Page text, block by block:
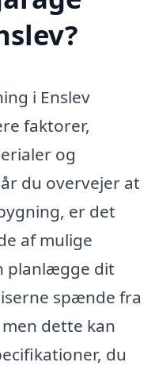
i Enslev
faktorer,
og
du overvejer at
er det
af mulige
planlægge dit
spænde fra
men dette kan
du